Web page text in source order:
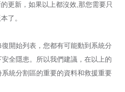
更新，如果以上都沒效,那您需要只
了。
開始列表，您都有可能動到系統分
全隱患。所以我們建議，在以上的
統分割區的重要的資料和救援重要